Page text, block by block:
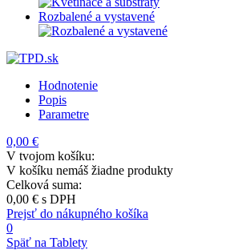
Rozbalené a vystavené
Hodnotenie
Popis
Parametre
0,00 €
V tvojom košíku:
V košíku nemáš žiadne produkty
Celková suma:
0,00 € s DPH
Prejsť do nákupného košíka
0
Späť na Tablety